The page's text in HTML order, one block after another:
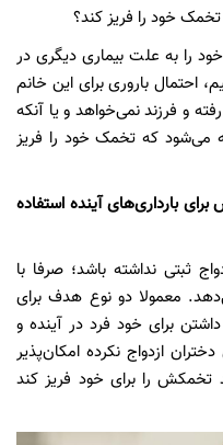
خود را فریز کند؟
را به علت بیماری دیگری در
احتمال باروری برای این خانم
و فرزند نمی‌خواهد و یا آنکه
می‌شود که تخمک خود را فریز
بارداری‌های آینده استفاده
ثبتی نداشته باشد؛ صرفا با
معمولا دو نوع هدف برای
برای خود فرد در آینده و
ازدواج نکرده امکان‌پذیر
تخمکش را برای خود فریز کند